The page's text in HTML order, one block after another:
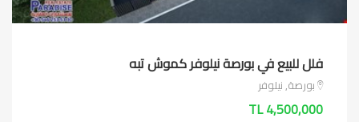
فلل للبيع في بورصة نيلوفر كموش تبه
بورصة, نيلوفر
4,500,000 TL